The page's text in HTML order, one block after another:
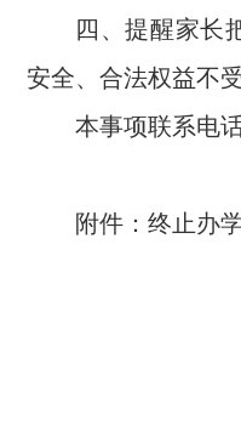
四、提醒家长
安全、合法权益不
本事项联系电
附件：终止办